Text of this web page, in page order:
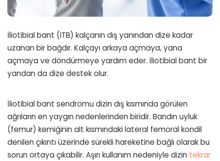
İliotibial bant (ITB) kalçanın dış yanından dize kadar
uzanan bir bağdır. Kalçayı arkaya açmaya, yana
açmaya ve döndürmeye yardım eder. İliotibial bant bir
yandan da dize destek olur.
İliotibial bant sendromu dizin dış kısmında görülen
ağrıların en yaygın nedenlerinden biridir. Bandın uyluk
(femur) kemiğinin alt kısmındaki lateral femoral kondil
denilen çıkıntı üzerinde sürekli hareketine bağlı olarak bu
sorun ortaya çıkabilir. Aşırı kullanım nedeniyle dizin tekrar